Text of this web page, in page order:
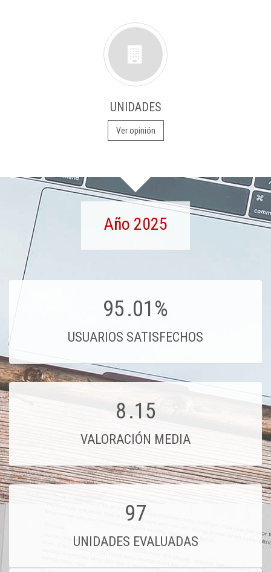
UNIDADES
Ver opinión
Año 2025
95.01%
USUARIOS SATISFECHOS
8.15
VALORACIÓN MEDIA
97
UNIDADES EVALUADAS